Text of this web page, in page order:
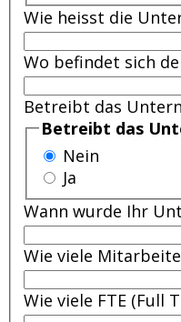
Wie heisst die
Wo befindet sich
Betreibt das
Betreibt das
Nein
Ja
Wann wurde Ihr
Wie viele
Wie viele FTE (Full